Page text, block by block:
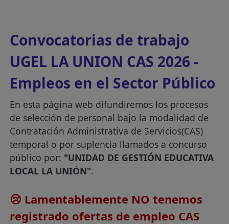
Convocatorias de trabajo
UGEL LA UNION CAS 2026 -
Empleos en el Sector Público
En esta página web difundiremos los procesos
de selección de personal bajo la modalidad de
Contratación Administrativa de Servicios(CAS)
temporal o por suplencia llamados a concurso
público por: "UNIDAD DE GESTIÓN EDUCATIVA
LOCAL LA UNIÓN".
😢 Lamentablemente NO tenemos
registrado ofertas de empleo CAS